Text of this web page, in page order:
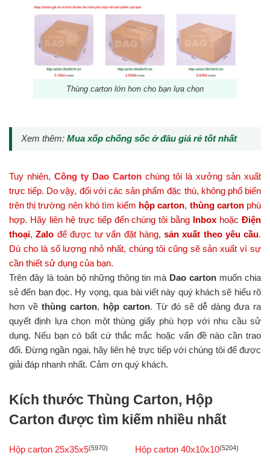
Thùng carton lớn hơn cho bạn lựa chọn
Xem thêm: Mua xốp chống sốc ở đâu giá rẻ tốt nhất
Tuy nhiên, Công ty Dao Carton chúng tôi là xưởng sản xuất
trực tiếp. Do vậy, đối với các sản phẩm đặc thù, không phổ biến
trên thị trường nên khó tìm kiếm hộp carton, thùng cartonphù
hợp. Hãy liên hệ trực tiếp đến chúng tôi bằng Inbox hoặcĐiện
thoại,Zalo để được tư vấn đặt hàng, sản xuất theo yêu cầu.
Dù cho là số lượng nhỏ nhất, chúng tôi cũng sẽ sản xuất vì sự
cần thiết sử dụng của bạn.
Trên đây là toàn bộ những thông tin mà Dao carton muốn chia
sẻ đến bạn đọc. Hy vọng, qua bài viết này quý khách sẽ hiểu rõ
hơn về thùng carton, hộp carton. Từ đó sẽ dễ dàng đưa ra
quyết định lựa chọn một thùng giấy phù hợp với nhu cầu sử
dụng. Nếu bạn có bất cứ thắc mắc hoặc vấn đề nào cần trao
đổi. Đừng ngần ngại, hãy liên hệ trực tiếp với chúng tôi để được
giải đáp nhanh nhất. Cảm ơn quý khách.
Kích thước Thùng Carton, Hộp
Carton được tìm kiếm nhiều nhất
Hộp carton 25x35x5(5970) Hộp carton 40x10x10(5204)